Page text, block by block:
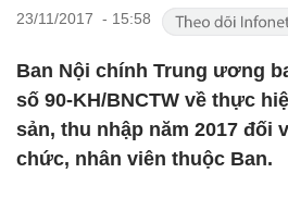
23/11/2017 - 15:58
Ban Nội chính Trung ương
số 90-KH/BNCTW về thực
sản, thu nhập năm 2017 đối
chức, nhân viên thuộc Ban.